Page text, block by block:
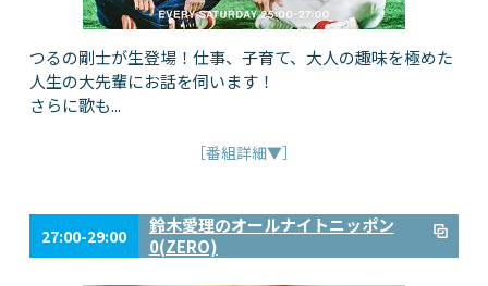
つるの剛士が生登場！仕事、子育て、大人の趣味を極めた
人生の大先輩にお話を伺います！
さらに歌も...
［番組詳細▼］
27:00-29:00
鈴木愛理のオールナイトニッポン
0(ZERO)